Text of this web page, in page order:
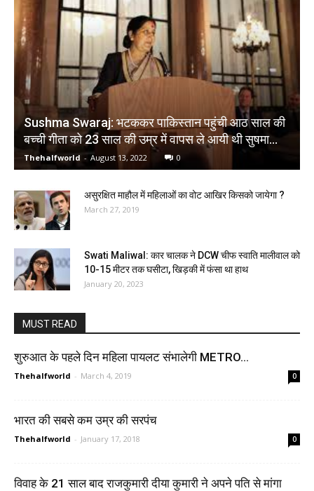
Sushma Swaraj: भटककर पाकिस्तान पहुंची आठ साल की
बच्ची गीता को 23 साल की उम्र में वापस ले आयी थी सुषमा…
Thehalfworld - August 13, 2022 0
असुरक्षित माहौल में महिलाओं का वोट आखिर किसको जायेगा ?
March 27, 2019
Swati Maliwal: कार चालक ने DCW चीफ स्वाति मालीवाल को
10-15 मीटर तक घसीटा, खिड़की में फंसा था हाथ
January 20, 2023
MUST READ
शुरुआत के पहले दिन महिला पायलट संभालेगी METRO…
Thehalfworld - March 4, 2019 0
भारत की सबसे कम उम्र की सरपंच
Thehalfworld - January 17, 2018 0
विवाह के 21 साल बाद राजकुमारी दीया कुमारी ने अपने पति से मांगा